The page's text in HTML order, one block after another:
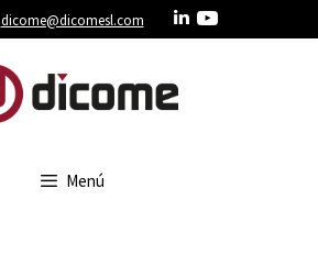
dicome@dicomesl.com
Menú